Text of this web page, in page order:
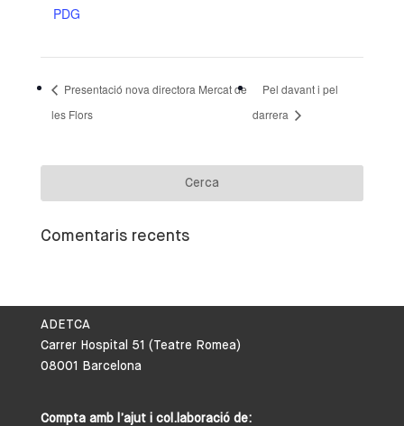
PDG
Presentació nova directora Mercat de
les Flors
Pel davant i pel
darrera
Comentaris recents
ADETCA
Carrer Hospital 51 (Teatre Romea)
08001 Barcelona
Compta amb l’ajut i col.laboració de: